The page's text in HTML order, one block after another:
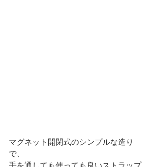
マグネット開閉式のシンプルな造り
で、